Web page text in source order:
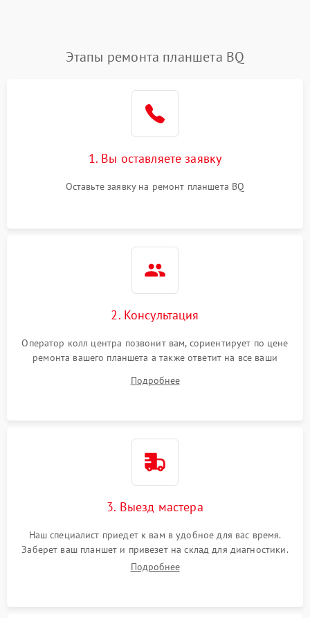
Этапы ремонта планшета BQ
1. Вы оставляете заявку
Оставьте заявку на ремонт планшета BQ
2. Консультация
Оператор колл центра позвонит вам, сориентирует по цене
ремонта вашего планшета а также ответит на все ваши
Подробнее
3. Выезд мастера
Наш специалист приедет к вам в удобное для вас время.
Заберет ваш планшет и привезет на склад для диагностики.
Подробнее